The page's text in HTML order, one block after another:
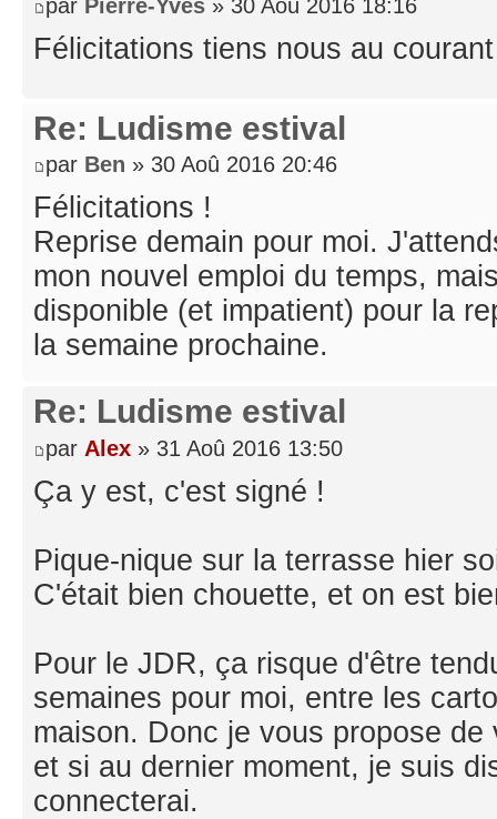
par Pierre-Yves » 30 Aoû 2016 18:16
Félicitations tiens nous au
Re: Ludisme estival
par Ben » 30 Aoû 2016 20:46
Félicitations !
Reprise demain pour moi.
mon nouvel emploi du temps,
disponible (et impatient) pour la
la semaine prochaine.
Re: Ludisme estival
par Alex » 31 Aoû 2016 13:50
Ça y est, c'est signé !
Pique-nique sur la terrasse hier
C'était bien chouette, et on est
Pour le JDR, ça risque d'être
semaines pour moi, entre les
maison. Donc je vous propose
et si au dernier moment, je suis
connecterai.